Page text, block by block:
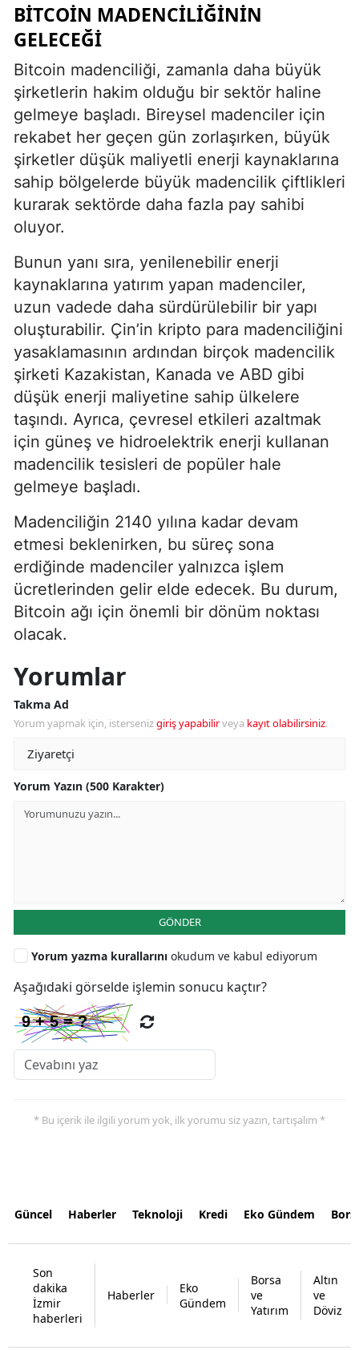
BITCOIN MADENCILIĞININ
GELECEĞI
Bitcoin madenciliği, zamanla daha büyük
şirketlerin hakim olduğu bir sektör haline
gelmeye başladı. Bireysel madenciler için
rekabet her geçen gün zorlaşırken, büyük
şirketler düşük maliyetli enerji kaynaklarına
sahip bölgelerde büyük madencilik çiftlikleri
kurarak sektörde daha fazla pay sahibi
oluyor.
Bunun yanı sıra, yenilenebilir enerji
kaynaklarına yatırım yapan madenciler,
uzun vadede daha sürdürülebilir bir yapı
oluşturabilir. Çin’in kripto para madenciliğini
yasaklamasının ardından birçok madencilik
şirketi Kazakistan, Kanada ve ABD gibi
düşük enerji maliyetine sahip ülkelere
taşındı. Ayrıca, çevresel etkileri azaltmak
için güneş ve hidroelektrik enerji kullanan
madencilik tesisleri de popüler hale
gelmeye başladı.
Madenciliğin 2140 yılına kadar devam
etmesi beklenirken, bu süreç sona
erdiğinde madenciler yalnızca işlem
ücretlerinden gelir elde edecek. Bu durum,
Bitcoin ağı için önemli bir dönüm noktası
olacak.
Yorumlar
Takma Ad
Yorum yapmak için, istersenizgiriş yapabilirveya kayıt olabilirsiniz.
Yorum Yazın (500 Karakter)
GÖNDER
Yorum yazma kurallarını okudum ve kabul ediyorum
Aşağıdaki görselde işlemin sonucu kaçtır?
* Bu içerik ile ilgili yorum yok, ilk yorumu siz yazın, tartışalım *
Güncel Haberler Teknoloji Kredi Eko Gündem
Son
dakika
İzmir
haberleri
Haberler
Eko
Gündem
Borsa
ve
Yatırım
Altın
ve
Döviz